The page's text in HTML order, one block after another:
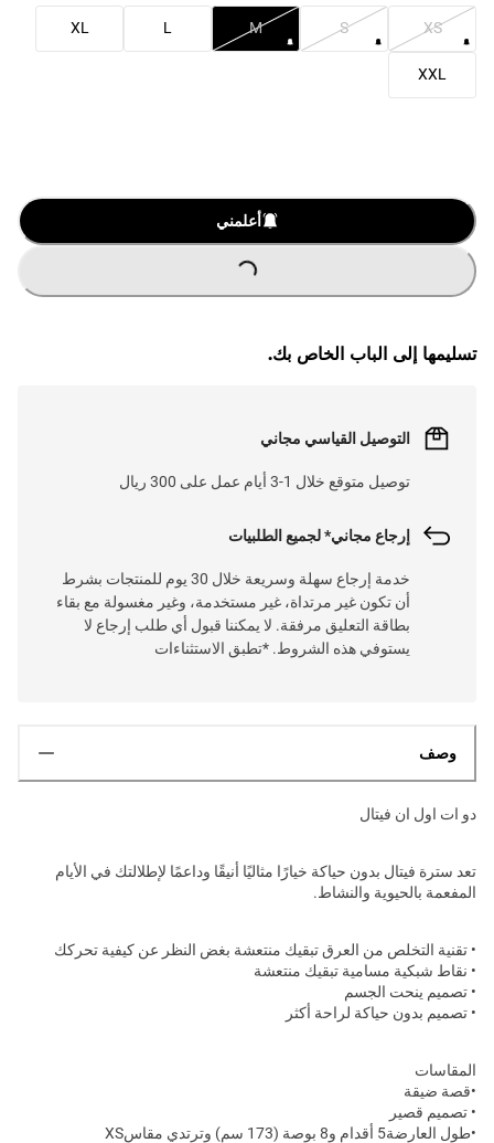
XS
S
M
L
XL
XXL
أعلمني
...
تسليمها إلى الباب الخاص بك.
التوصيل القياسي مجاني
توصيل متوقع خلال 1-3 أيام عمل على 300 ريال
إرجاع مجاني* لجميع الطلبيات
خدمة إرجاع سهلة وسريعة خلال 30 يوم للمنتجات بشرط
أن تكون غير مرتداة، غير مستخدمة، وغير مغسولة مع بقاء
بطاقة التعليق مرفقة. لا يمكننا قبول أي طلب إرجاع لا
يستوفي هذه الشروط. *تطبق الاستثناءات
وصف
دو ات اول ان فيتال
تعد سترة فيتال بدون حياكة خيارًا مثاليًا أنيقًا وداعمًا لإطلالتك في الأيام
المفعمة بالحيوية والنشاط.
• تقنية التخلص من العرق تبقيك منتعشة بغض النظر عن كيفية تحركك
• نقاط شبكية مسامية تبقيك منتعشة
• تصميم ينحت الجسم
• تصميم بدون حياكة لراحة أكثر
المقاسات
•قصة ضيقة
• تصميم قصير
•طول العارضة5 أقدام و8 بوصة (173 سم) وترتدي مقاسXS